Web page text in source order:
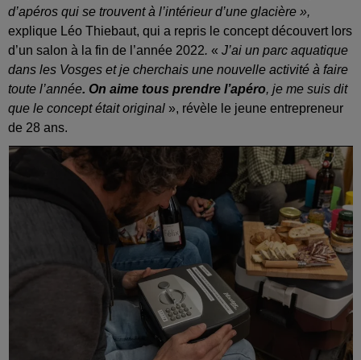
d’apéros qui se trouvent à l’intérieur d’une glacière »,
explique Léo Thiebaut, qui a repris le concept découvert lors
d’un salon à la fin de l’année 2022. « J’ai un parc aquatique
dans les Vosges et je cherchais une nouvelle activité à faire
toute l’année. On aime tous prendre l’apéro, je me suis dit
que le concept était original », révèle le jeune entrepreneur
de 28 ans.